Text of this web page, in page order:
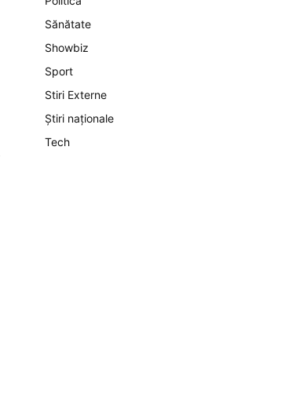
Sănătate
Showbiz
Sport
Stiri Externe
Știri naționale
Tech